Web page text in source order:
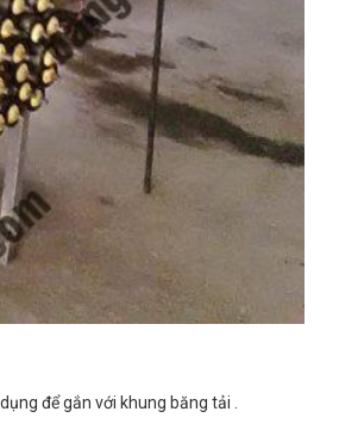
để gắn với khung băng tải .